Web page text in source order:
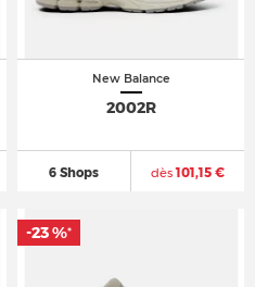
New Balance
2002R
6 Shops dès101,15 €
-23 %*